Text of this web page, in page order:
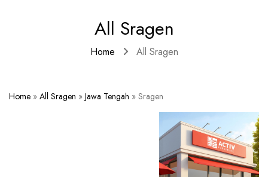
All Sragen
Home All Sragen
Home » All Sragen » Jawa Tengah » Sragen